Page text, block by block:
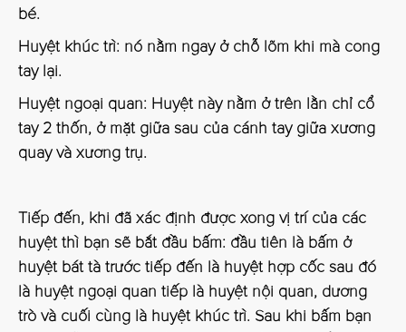
bé.
Huyệt khúc trì: nó nằm ngay ở chỗ lõm khi mà cong
tay lại.
Huyệt ngoại quan: Huyệt này nằm ở trên lằn chỉ cổ
tay 2 thốn, ở mặt giữa sau của cánh tay giữa xương
quay và xương trụ.
Tiếp đến, khi đã xác định được xong vị trí của các
huyệt thì bạn sẽ bắt đầu bấm: đầu tiên là bấm ở
huyệt bát tà trước tiếp đến là huyệt hợp cốc sau đó
là huyệt ngoại quan tiếp là huyệt nội quan, dương
trò và cuối cùng là huyệt khúc trì. Sau khi bấm bạn